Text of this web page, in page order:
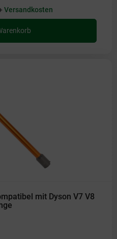
Versandkosten
mit Dyson V7 V8